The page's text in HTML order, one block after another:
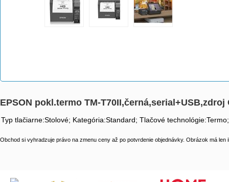
EPSON pokl.termo TM-T70II,černá,serial+USB,zdroj
Typ tlačiarne:Stolové; Kategória:Standard; Tlačové
Obchod si vyhradzuje právo na zmenu ceny až po potvrdenie objednávky. Obrázok má len